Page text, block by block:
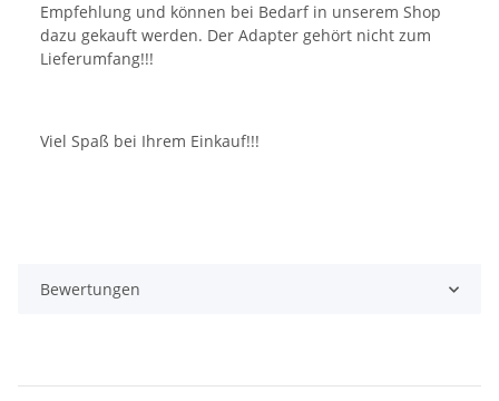
Empfehlung und können bei Bedarf in unserem Shop
dazu gekauft werden. Der Adapter gehört nicht zum
Lieferumfang!!!
Viel Spaß bei Ihrem Einkauf!!!
Bewertungen